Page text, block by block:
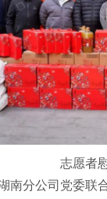
志愿者
分公司党委联